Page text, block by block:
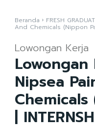
Beranda FRESH
And Chemicals (Nippon
Lowongan Kerja
Lowongan
Nipsea
|